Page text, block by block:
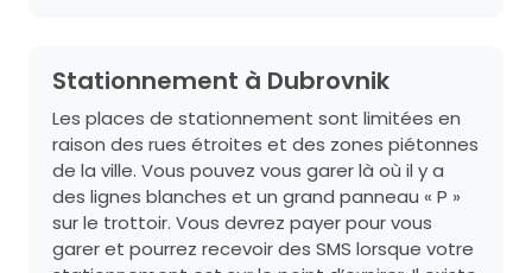
Stationnement à Dubrovnik
Les places de stationnement sont limitées en
raison des rues étroites et des zones piétonnes
de la ville. Vous pouvez vous garer là où il y a
des lignes blanches et un grand panneau « P »
sur le trottoir. Vous devrez payer pour vous
garer et pourrez recevoir des SMS lorsque votre